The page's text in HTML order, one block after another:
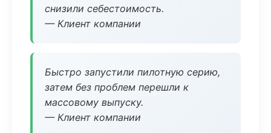
снизили себестоимость.
— Клиент компании
Быстро запустили пилотную серию,
затем без проблем перешли к
массовому выпуску.
— Клиент компании